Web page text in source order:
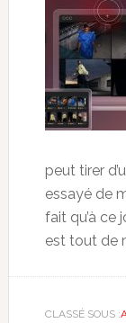
peut tirer
essayé de
fait qu’à ce
est tout de
CLASSÉ SOUS :